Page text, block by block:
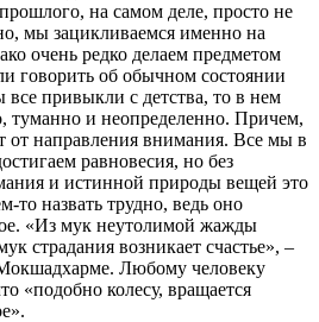
на самом деле, просто не
мы зацикливаемся именно на
очень редко делаем предметом
говорить об обычном состоянии
привыкли с детства, то в нем
туманно и неопределенно. Причем,
от направления внимания. Все мы в
равновесия, но без
и истинной природы вещей это
то назвать трудно, ведь оно
«Из мук неутолимой жажды
страдания возникает счастье», –
Любому человеку
«подобно колесу, вращается